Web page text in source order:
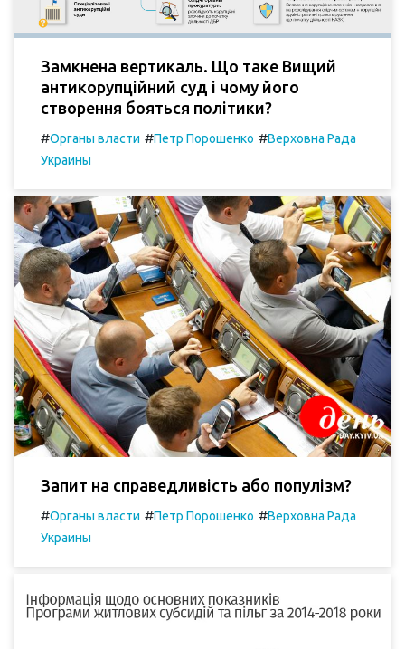
Замкнена вертикаль. Що таке Вищий
антикорупційний суд і чому його
створення бояться політики?
#Органы власти #Петр Порошенко #Верховна Рада
Украины
Запит на справедливість або популізм?
#Органы власти #Петр Порошенко #Верховна Рада
Украины